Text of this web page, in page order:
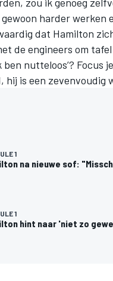
harder werken
dat Hamilton
de engineers om
ben nutteloos’? Focus
hij is een zevenvoudig
1
na nieuwe sof:
1
hint naar 'niet zo